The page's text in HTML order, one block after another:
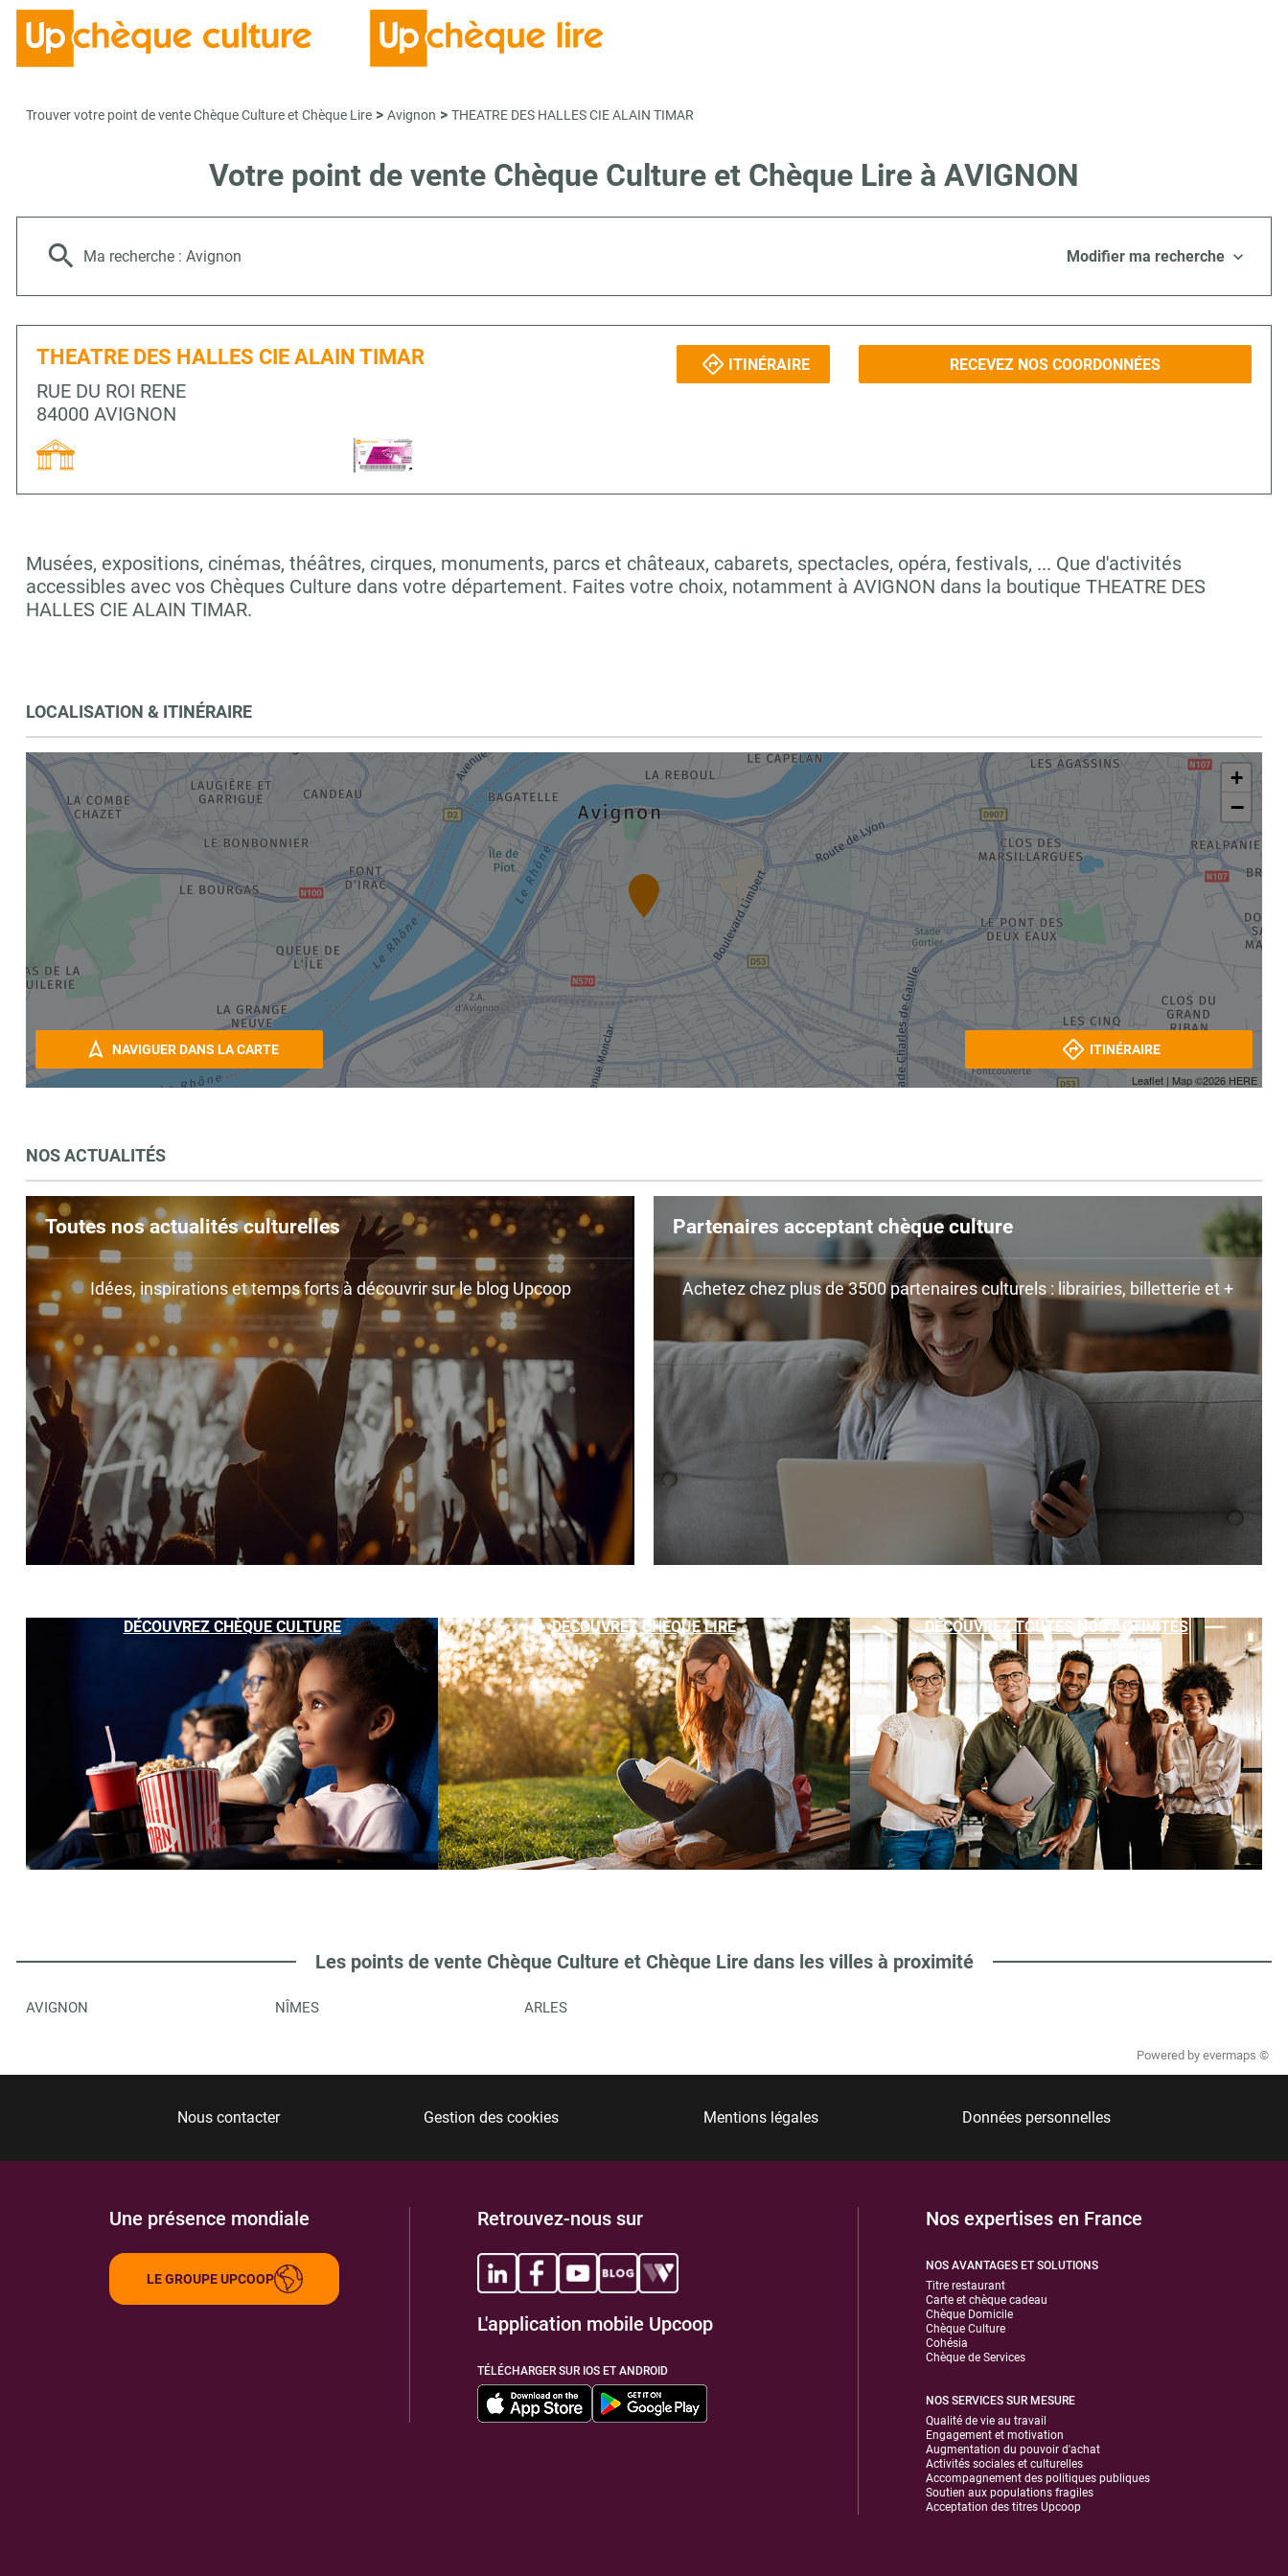
Trouver votre point de vente Chèque Culture et Chèque Lire > Avignon > THEATRE DES HALLES CIE ALAIN TIMAR
Votre point de vente Chèque Culture et Chèque Lire à AVIGNON
Ma recherche : Avignon Modifier ma recherche
THEATRE DES HALLES CIE ALAIN TIMAR
RUE DU ROI RENE
84000 AVIGNON
ITINÉRAIRE RECEVEZ NOS COORDONNÉES
Musées, expositions, cinémas, théâtres, cirques, monuments, parcs et châteaux, cabarets, spectacles, opéra, festivals, ... Que d'activités
accessibles avec vos Chèques Culture dans votre département. Faites votre choix, notamment à AVIGNON dans la boutique THEATRE DES
HALLES CIE ALAIN TIMAR.
LOCALISATION & ITINÉRAIRE
+
−
Leaflet | Map ©2026 HERE
NAVIGUER DANS LA CARTE ITINÉRAIRE
NOS ACTUALITÉS
Toutes nos actualités culturelles
Idées, inspirations et temps forts à découvrir sur le blog Upcoop
Partenaires acceptant chèque culture
Achetez chez plus de 3500 partenaires culturels : librairies, billetterie et +
DÉCOUVREZ CHÈQUE CULTURE DÉCOUVREZ CHÈQUE LIRE DÉCOUVREZ TOUTES NOS ACTIVITÉS
Les points de vente Chèque Culture et Chèque Lire dans les villes à proximité
AVIGNON NÎMES ARLES
Powered by evermaps ©
Nous contacter Gestion des cookies Mentions légales Données personnelles
Une présence mondiale
LE GROUPE UPCOOP
Retrouvez-nous sur
L'application mobile Upcoop
TÉLÉCHARGER SUR IOS ET ANDROID
Nos expertises en France
NOS AVANTAGES ET SOLUTIONS
Titre restaurant
Carte et chèque cadeau
Chèque Domicile
Chèque Culture
Cohésia
Chèque de Services
NOS SERVICES SUR MESURE
Qualité de vie au travail
Engagement et motivation
Augmentation du pouvoir d'achat
Activités sociales et culturelles
Accompagnement des politiques publiques
Soutien aux populations fragiles
Acceptation des titres Upcoop